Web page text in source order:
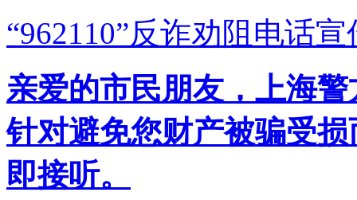
“962110”反诈劝阻电话宣
亲爱的市民朋友，上海
针对避免您财产被骗受
即接听。